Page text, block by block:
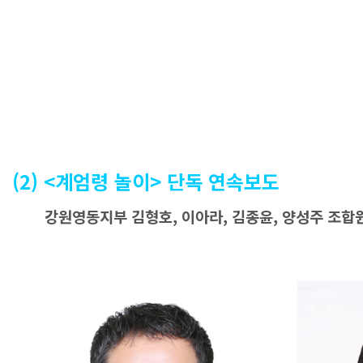
(2) <계엄령 놀이> 단독 연속보도
강원영동지부 김형호, 이아라, 김종윤, 양성주 조합